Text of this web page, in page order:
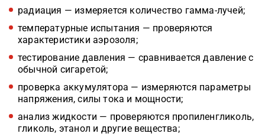
радиация — измеряется количество гамма-лучей;
температурные испытания — проверяются
характеристики аэрозоля;
тестирование давления — сравнивается давление с
обычной сигаретой;
проверка аккумулятора — измеряются параметры
напряжения, силы тока и мощности;
анализ жидкости — проверяются пропиленгликоль,
гликоль, этанол и другие вещества;